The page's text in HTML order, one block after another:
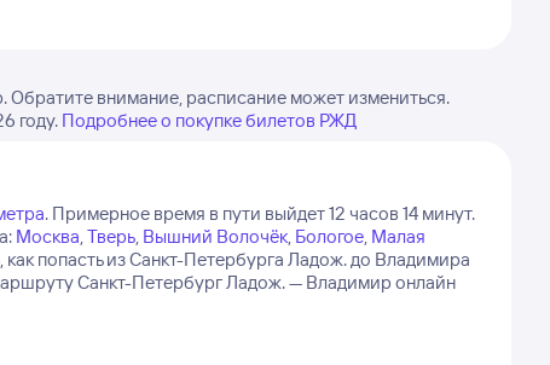
внимание, расписание может измениться.
году. Подробнее о покупке билетов РЖД
. Примерное время в пути выйдет 12 часов 14 минут.
Москва,Тверь, Вышний Волочёк, Бологое, Малая
как попасть из Санкт-Петербурга Ладож. до Владимира
Санкт-Петербург Ладож. — Владимир онлайн